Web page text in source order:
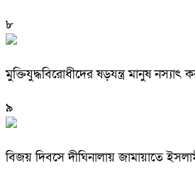
৮
মুক্তিযুদ্ধবিরোধীদের ষড়যন্ত্র মানুষ নস্যাৎ
৯
বিজয় দিবসে দীঘিনালায় জামায়াতে